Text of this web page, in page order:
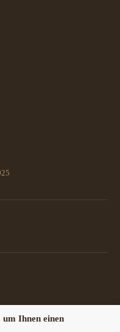
um Ihnen einen